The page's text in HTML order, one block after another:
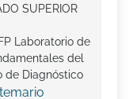
SUPERIOR
Laboratorio de
del
de Diagnóstico